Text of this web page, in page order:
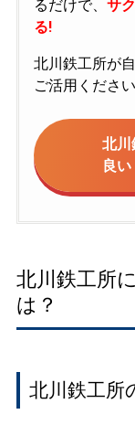
るだけで、 サ
る!
北川鉄工所が
ご活用ください
北川
良
北川鉄工所
は？
北川鉄工所